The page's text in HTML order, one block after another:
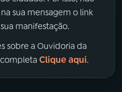
sua mensagem o link
manifestação.
sobre a Ouvidoria da
completa Clique aqui.